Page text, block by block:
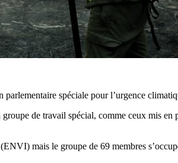
spéciale pour l’urgence
de travail spécial, comme ceux mis en
mais le groupe de 69 membres